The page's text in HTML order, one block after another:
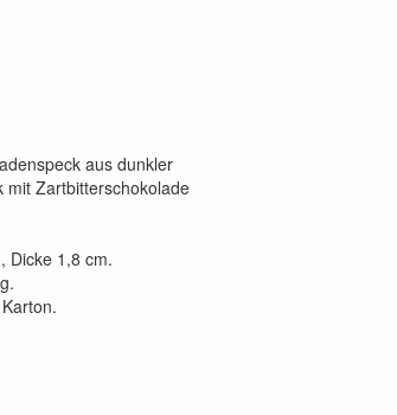
aus dunkler
mit Zartbitterschokolade
Dicke 1,8 cm.